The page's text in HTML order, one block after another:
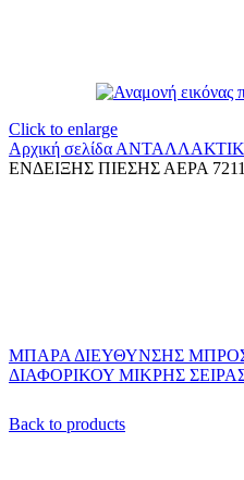
Click to enlarge
Αρχική σελίδα
ΕΝΔΕΙΞΗΣ ΠΙΕΣΗΣ ΑΕΡΑ 7211
ΜΠΑΡΑ ΔΙΕΥΘΥΝΣΗΣ
ΔΙΑΦΟΡΙΚΟΥ ΜΙΚΡΗΣ
Back to products